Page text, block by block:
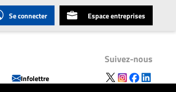
Se connecter Espace entreprises
Infolettre
Suivez-nous